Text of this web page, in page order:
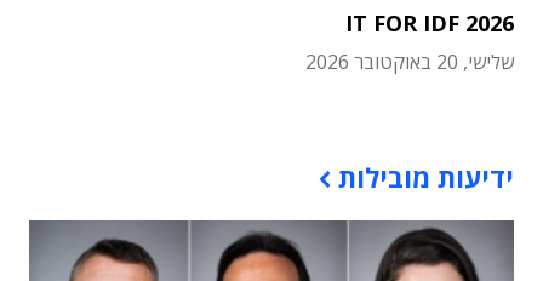
IT FOR IDF 2026
שלישי, 20 באוקטובר 2026
ידיעות מובילות